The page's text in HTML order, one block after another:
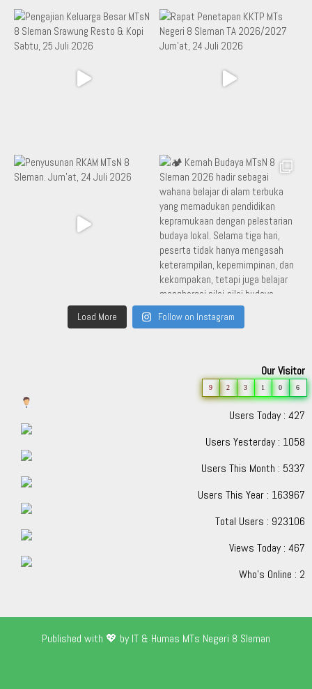
Load More Follow on Instagram
Our Visitor
9 2 3 1 0 6
Users Today : 427
Users Yesterday : 1058
Users This Month : 5337
Users This Year : 163967
Total Users : 923106
Views Today : 467
Who's Online : 2
Published with 💖 by IT & Humas MTs Negeri 8 Sleman